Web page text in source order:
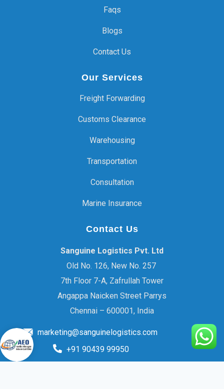
Faqs
Blogs
Contact Us
Our Services
Freight Forwarding
Customs Clearance
Warehousing
Transportation
Consultation
Marine Insurance
Contact Us
Sanguine Logistics Pvt. Ltd
Old No. 126, New No. 257
7th Floor 7-A, Zafrullah Tower
Angappa Naicken Street Parrys
Chennai – 600001, India
marketing@sanguinelogistics.com
+91 90439 99950